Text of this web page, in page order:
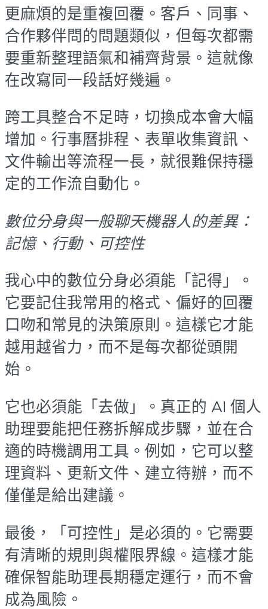
更麻煩的是重複回覆。客戶、同事、
合作夥伴問的問題類似，但每次都需
要重新整理語氣和補齊背景。這就像
在改寫同一段話好幾遍。
跨工具整合不足時，切換成本會大幅
增加。行事曆排程、表單收集資訊、
文件輸出等流程一長，就很難保持穩
定的工作流自動化。
數位分身與一般聊天機器人的差異：
記憶、行動、可控性
我心中的數位分身必須能「記得」。
它要記住我常用的格式、偏好的回覆
口吻和常見的決策原則。這樣它才能
越用越省力，而不是每次都從頭開
始。
它也必須能「去做」。真正的 AI 個人
助理要能把任務拆解成步驟，並在合
適的時機調用工具。例如，它可以整
理資料、更新文件、建立待辦，而不
僅僅是給出建議。
最後，「可控性」是必須的。它需要
有清晰的規則與權限界線。這樣才能
確保智能助理長期穩定運行，而不會
成為風險。